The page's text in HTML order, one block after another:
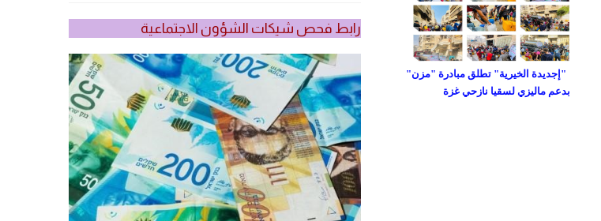
"إجديدة الخيرية" تطلق مبادرة "مزن"
بدعم ماليزي لسقيا نازحي غزة
رابط فحص شيكات الشؤون الاجتماعية